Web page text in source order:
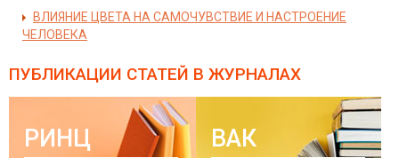
ВЛИЯНИЕ ЦВЕТА НА САМОЧУВСТВИЕ И НАСТРОЕНИЕ
ЧЕЛОВЕКА
ПУБЛИКАЦИИ СТАТЕЙ В ЖУРНАЛАХ
РИНЦ ВАК